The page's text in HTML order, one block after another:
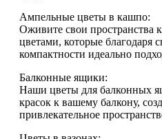
Ампельные цветы в кашпо:
Оживите свои пространства
цветами, которые благодаря
компактности идеально
Балконные ящики:
Наши цветы для балконных
красок к вашему балкону,
привлекательное